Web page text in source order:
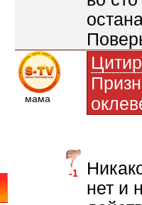
мама
-1
нет и